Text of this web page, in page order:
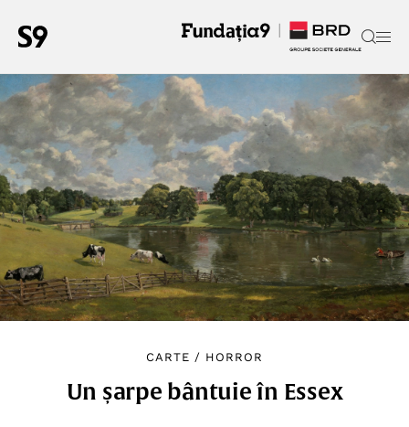
CARTE / HORROR
Un șarpe bântuie în Essex